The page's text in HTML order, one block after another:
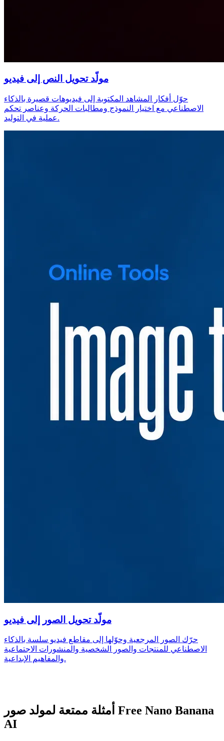
مولّد تحويل النص إلى فيديو
حوّل أفكار المشاهد المكتوبة إلى فيديوهات قصيرة بالذكاء
الاصطناعي مع اختيار النموذج ومطالبات الحركة وعناصر تحكم
عملية في التوليد.
مولّد تحويل الصور إلى فيديو
حرّك الصور المرجعية وحوّلها إلى مقاطع فيديو سلسة بالذكاء
الاصطناعي للمنتجات والصور الشخصية والمنشورات الاجتماعية
والمفاهيم الإبداعية.
أمثلة ممتعة لمولد صور Free Nano Banana
AI